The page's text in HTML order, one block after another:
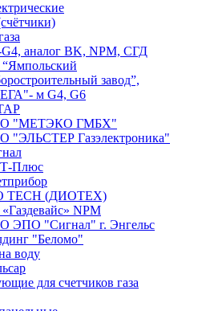
G4, аналог BK, NPM, СГД
завод”,
м G4, G6
"МЕТЭКО ГМБХ"
"ЭЛЬСТЕР Газэлектроника"
Плюс
TECH (ДИОТЕХ)
NPM
ЭПО "Сигнал" г. Энгельс
"Беломо"
воду
для счетчиков газа